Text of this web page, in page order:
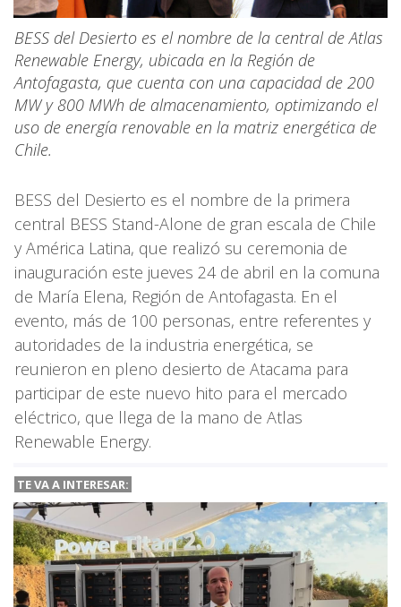
BESS del Desierto es el nombre de la central de Atlas
Renewable Energy, ubicada en la Región de
Antofagasta, que cuenta con una capacidad de 200
MW y 800 MWh de almacenamiento, optimizando el
uso de energía renovable en la matriz energética de
Chile.
BESS del Desierto es el nombre de la primera
central BESS Stand-Alone de gran escala de Chile
y América Latina, que realizó su ceremonia de
inauguración este jueves 24 de abril en la comuna
de María Elena, Región de Antofagasta. En el
evento, más de 100 personas, entre referentes y
autoridades de la industria energética, se
reunieron en pleno desierto de Atacama para
participar de este nuevo hito para el mercado
eléctrico, que llega de la mano de Atlas
Renewable Energy.
TE VA A INTERESAR: